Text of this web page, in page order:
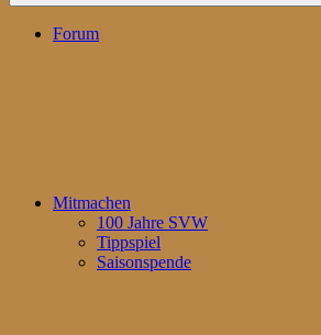
Forum
Mitmachen
100 Jahre SVW
Tippspiel
Saisonspende